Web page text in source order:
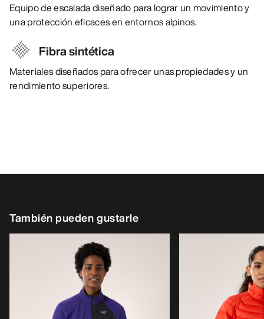
Equipo de escalada diseñado para lograr un movimiento y
una protección eficaces en entornos alpinos.
Fibra sintética
Materiales diseñados para ofrecer unas propiedades y un
rendimiento superiores.
También pueden gustarle